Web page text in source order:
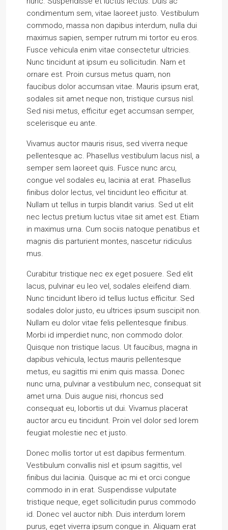
condimentum sem, vitae laoreet justo. Vestibulum
commodo, massa non dapibus interdum, nulla dui
maximus sapien, semper rutrum mi tortor eu eros.
Fusce vehicula enim vitae consectetur ultricies.
Nunc tincidunt at ipsum eu sollicitudin. Nam et
ornare est. Proin cursus metus quam, non
faucibus dolor accumsan vitae. Mauris ipsum erat,
sodales sit amet neque non, tristique cursus nisl.
Sed nisi metus, efficitur eget accumsan semper,
scelerisque eu ante.
Vivamus auctor mauris risus, sed viverra neque
pellentesque ac. Phasellus vestibulum lacus nisl, a
semper sem laoreet quis. Fusce nunc arcu,
congue vel sodales eu, lacinia at erat. Phasellus
finibus dolor lectus, vel tincidunt leo efficitur at.
Nullam ut tellus in turpis blandit varius. Sed ut elit
nec lectus pretium luctus vitae sit amet est. Etiam
in maximus urna. Cum sociis natoque penatibus et
magnis dis parturient montes, nascetur ridiculus
mus.
Curabitur tristique nec ex eget posuere. Sed elit
lacus, pulvinar eu leo vel, sodales eleifend diam.
Nunc tincidunt libero id tellus luctus efficitur. Sed
sodales dolor justo, eu ultrices ipsum suscipit non.
Nullam eu dolor vitae felis pellentesque finibus.
Morbi id imperdiet nunc, non commodo dolor.
Quisque non tristique lacus. Ut faucibus, magna in
dapibus vehicula, lectus mauris pellentesque
metus, eu sagittis mi enim quis massa. Donec
nunc urna, pulvinar a vestibulum nec, consequat sit
amet urna. Duis augue nisi, rhoncus sed
consequat eu, lobortis ut dui. Vivamus placerat
auctor arcu eu tincidunt. Proin vel dolor sed lorem
feugiat molestie nec et justo.
Donec mollis tortor ut est dapibus fermentum.
Vestibulum convallis nisl et ipsum sagittis, vel
finibus dui lacinia. Quisque ac mi et orci congue
commodo in in erat. Suspendisse vulputate
tristique neque, eget sollicitudin purus commodo
id. Donec vel auctor nibh. Duis interdum lorem
purus, eget viverra ipsum congue in. Aliquam erat